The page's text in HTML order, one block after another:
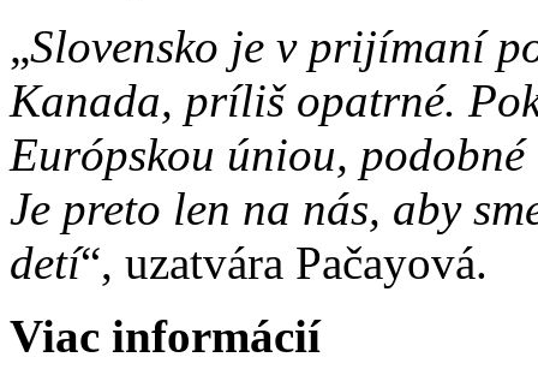
„Slovensko je v prijímaní
Kanada, príliš opatrné.
Európskou úniou,
Je preto len na nás, aby
detí“, uzatvára Pačayová.
Viac informácií